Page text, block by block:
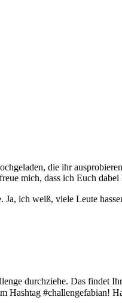
die ihr
mich, dass ich Euch dabei
Ja, ich weiß, viele Leute
durchziehe. Das findet
Hashtag #challengefabian!